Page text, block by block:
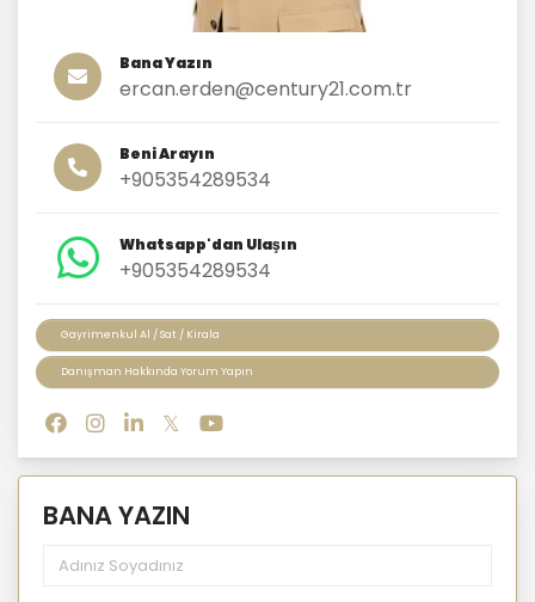
Bana Yazın
ercan.erden@century21.com.tr
Beni Arayın
+905354289534
Whatsapp'dan Ulaşın
+905354289534
Gayrimenkul Al / Sat / Kirala
Danışman Hakkında Yorum Yapın
BANA YAZIN